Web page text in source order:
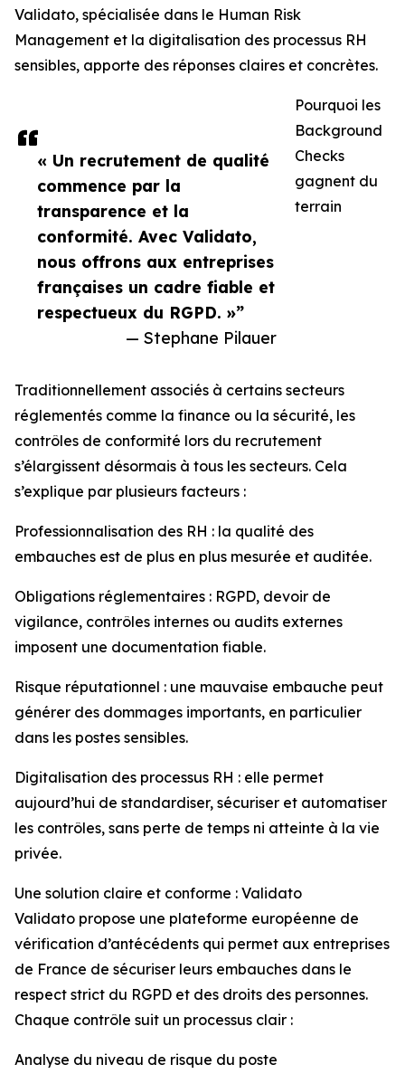
« Un recrutement de qualité
commence par la
transparence et la
conformité. Avec Validato,
nous offrons aux entreprises
françaises un cadre fiable et
respectueux du RGPD. »”
— Stephane Pilauer
Validato, spécialisée dans le Human Risk
Management et la digitalisation des processus RH
sensibles, apporte des réponses claires et concrètes.
Pourquoi les
Background
Checks
gagnent du
terrain
Traditionnellement associés à certains secteurs
réglementés comme la finance ou la sécurité, les
contrôles de conformité lors du recrutement
s’élargissent désormais à tous les secteurs. Cela
s’explique par plusieurs facteurs :
Professionnalisation des RH : la qualité des
embauches est de plus en plus mesurée et auditée.
Obligations réglementaires : RGPD, devoir de
vigilance, contrôles internes ou audits externes
imposent une documentation fiable.
Risque réputationnel : une mauvaise embauche peut
générer des dommages importants, en particulier
dans les postes sensibles.
Digitalisation des processus RH : elle permet
aujourd’hui de standardiser, sécuriser et automatiser
les contrôles, sans perte de temps ni atteinte à la vie
privée.
Une solution claire et conforme : Validato
Validato propose une plateforme européenne de
vérification d’antécédents qui permet aux entreprises
de France de sécuriser leurs embauches dans le
respect strict du RGPD et des droits des personnes.
Chaque contrôle suit un processus clair :
Analyse du niveau de risque du poste